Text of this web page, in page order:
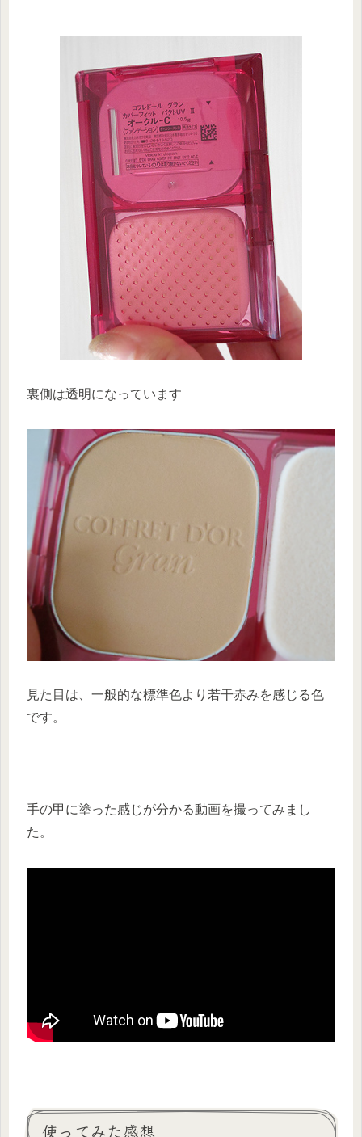
裏側は透明になっています
見た目は、一般的な標準色より若干赤みを感じる色
です。
手の甲に塗った感じが分かる動画を撮ってみまし
た。
使ってみた感想